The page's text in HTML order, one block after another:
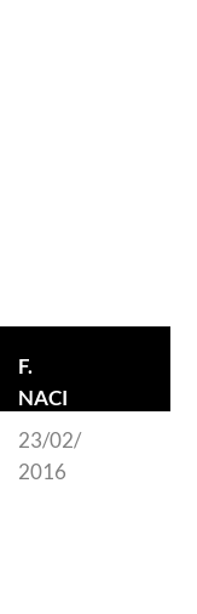
F.
NACI
MIENT
O
23/02/
2016